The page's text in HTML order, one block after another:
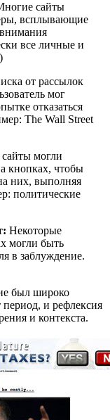
сайты
всплывающие
все личные и
от рассылок
мог
отказаться
The Wall Street
могли
кнопках, чтобы
них, выполняя
политические
Некоторые
могли быть
в заблуждение.
был широко
период, и рефлексия
и контекста.